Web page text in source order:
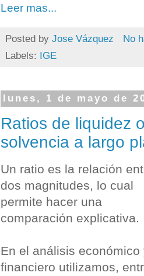
Leer mas...
Posted by Jose Vázquez
No
Labels: IGE
lunes, 1 de mayo de
Ratios de liquidez
solvencia a largo
Un ratio es la relación
dos magnitudes, lo cual
permite hacer una
comparación explicativa.
En el análisis económico
financiero utilizamos,